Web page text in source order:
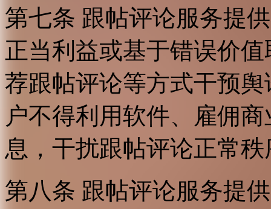
第七条 跟帖评论服务提
正当利益或基于错误价
荐跟帖评论等方式干预
户不得利用软件、雇佣
息，干扰跟帖评论正常
第八条 跟帖评论服务提